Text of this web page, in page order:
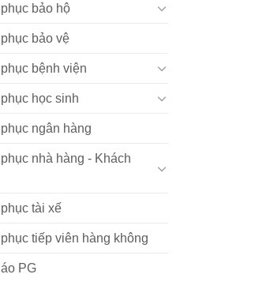
bảo hộ
bảo vệ
bệnh viện
học sinh
ngân hàng
nhà hàng - Khách
tài xế
tiếp viên hàng không
PG